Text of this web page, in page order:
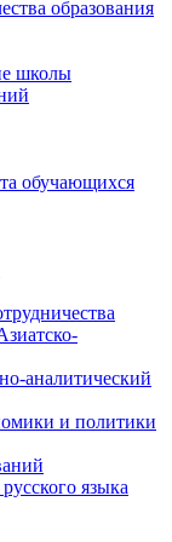
образования
школы
обучающихся
аналитический
и политики
языка